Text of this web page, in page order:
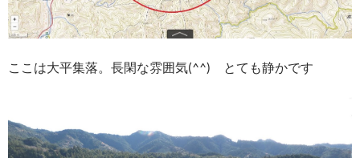
ここは大平集落。長閑な雰囲気(^^) とても静かです